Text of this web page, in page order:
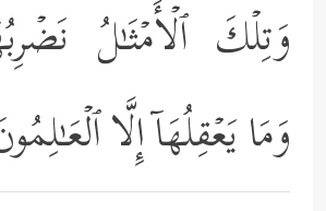
وَتِلۡكَ ٱلۡأَمۡثَـٰلُ
وَمَا یَعۡقِلُهَاۤ إِلَّا